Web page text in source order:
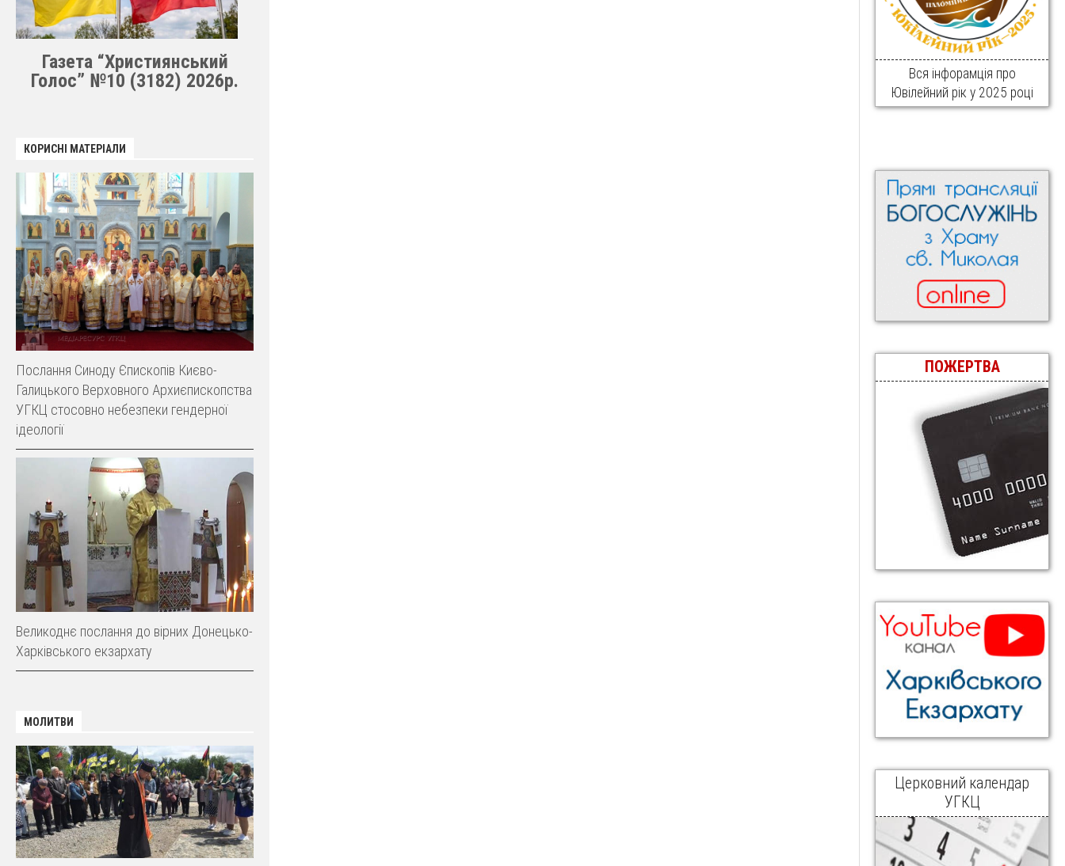
Газета “Християнський
Голос” №10 (3182) 2026р.
КОРИСНІ МАТЕРІАЛИ
Послання Синоду Єпископів Києво-
Галицького Верховного Архиєпископства
УГКЦ стосовно небезпеки гендерної
ідеології
Великоднє послання до вірних Донецько-
Харківського екзархату
МОЛИТВИ
Вся інфорамція про
Ювілейний рік у 2025 році
ПОЖЕРТВА
Церковний календар
УГКЦ